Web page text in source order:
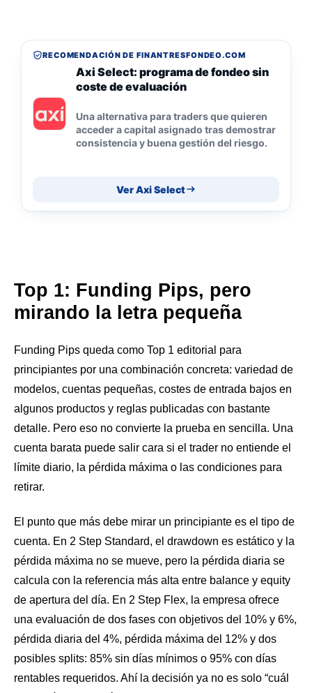
RECOMENDACIÓN DE FINANTRESFONDEO.COM
Axi Select: programa de fondeo sin
coste de evaluación
Una alternativa para traders que quieren
acceder a capital asignado tras demostrar
consistencia y buena gestión del riesgo.
Ver Axi Select
Top 1: Funding Pips, pero
mirando la letra pequeña
Funding Pips queda como Top 1 editorial para
principiantes por una combinación concreta: variedad de
modelos, cuentas pequeñas, costes de entrada bajos en
algunos productos y reglas publicadas con bastante
detalle. Pero eso no convierte la prueba en sencilla. Una
cuenta barata puede salir cara si el trader no entiende el
límite diario, la pérdida máxima o las condiciones para
retirar.
El punto que más debe mirar un principiante es el tipo de
cuenta. En 2 Step Standard, el drawdown es estático y la
pérdida máxima no se mueve, pero la pérdida diaria se
calcula con la referencia más alta entre balance y equity
de apertura del día. En 2 Step Flex, la empresa ofrece
una evaluación de dos fases con objetivos del 10% y 6%,
pérdida diaria del 4%, pérdida máxima del 12% y dos
posibles splits: 85% sin días mínimos o 95% con días
rentables requeridos. Ahí la decisión ya no es solo “cuál